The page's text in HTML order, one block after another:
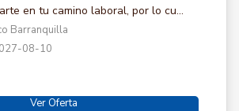
en tu camino laboral, por lo cu...
Barranquilla
08-10
Ver Oferta